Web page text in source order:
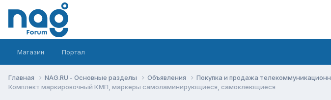
Магазин Портал
Главная NAG.RU - Основные разделы Объявления
Покупка и продажа
Комплект маркировочный КМП, маркеры самоламинирующиеся, самоклеющиеся